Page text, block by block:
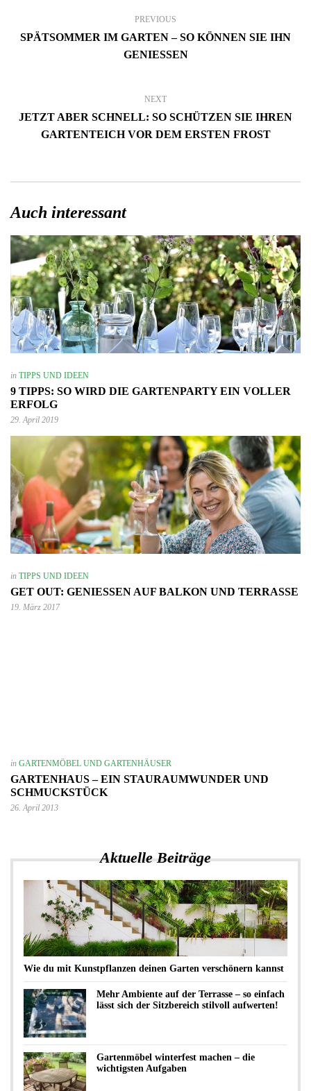
PREVIOUS
SPÄTSOMMER IM GARTEN – SO KÖNNEN SIE IHN
GENIESSEN
NEXT
JETZT ABER SCHNELL: SO SCHÜTZEN SIE IHREN
GARTENTEICH VOR DEM ERSTEN FROST
Auch interessant
in TIPPS UND IDEEN
9 TIPPS: SO WIRD DIE GARTENPARTY EIN VOLLER
ERFOLG
29. April 2019
in TIPPS UND IDEEN
GET OUT: GENIESSEN AUF BALKON UND TERRASSE
19. März 2017
in GARTENMÖBEL UND GARTENHÄUSER
GARTENHAUS – EIN STAURAUMWUNDER UND
SCHMUCKSTÜCK
26. April 2013
Aktuelle Beiträge
Wie du mit Kunstpflanzen deinen Garten verschönern kannst
Mehr Ambiente auf der Terrasse – so einfach
lässt sich der Sitzbereich stilvoll aufwerten!
Gartenmöbel winterfest machen – die
wichtigsten Aufgaben